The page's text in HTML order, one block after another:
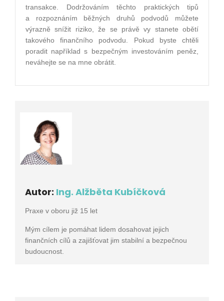
transakce. Dodržováním těchto praktických tipů
a rozpoznáním běžných druhů podvodů můžete
výrazně snížit riziko, že se právě vy stanete obětí
takového finančního podvodu. Pokud byste chtěli
poradit například s bezpečným investováním peněz,
neváhejte se na mne obrátit.
Autor: Ing. Alžběta Kubíčková
Praxe v oboru již 15 let
Mým cílem je pomáhat lidem dosahovat jejich
finančních cílů a zajišťovat jim stabilní a bezpečnou
budoucnost.